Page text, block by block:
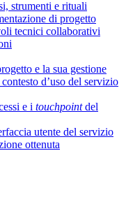
strumenti e rituali
di progetto
tecnici collaborativi
e la sua gestione
d’uso del servizio
e i touchpointdel
utente del servizio
ottenuta